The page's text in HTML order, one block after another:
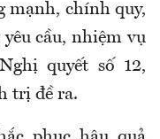
mạnh, chính quy,
cầu, nhiệm vụ
quyết số 12,
trị đề ra.